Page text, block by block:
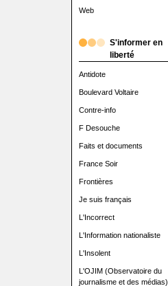
Web
S'informer en
liberté
Antidote
Boulevard Voltaire
Contre-info
F Desouche
Faits et documents
France Soir
Frontières
Je suis français
L'Incorrect
L'Information nationaliste
L'Insolent
L'OJIM (Observatoire du
journalisme et des médias)